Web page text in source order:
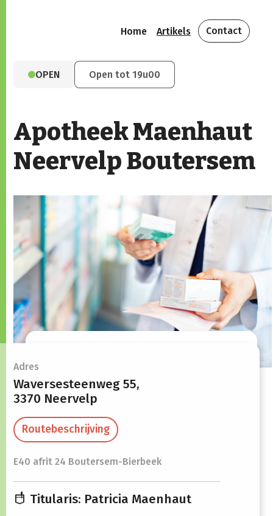
Home Artikels Contact
OPEN Open tot 19u00
Adres
Waversesteenweg 55,
3370 Neervelp
Routebeschrijving
E40 afrit 24 Boutersem-Bierbeek
Titularis: Patricia Maenhaut
Apotheek Maenhaut
Neervelp Boutersem
Maandag
12:15
Woensdag